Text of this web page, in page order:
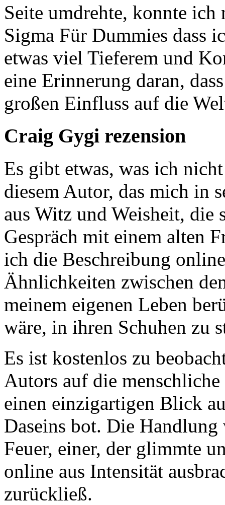
Seite umdrehte, konnte
Sigma Für Dummies dass
etwas viel Tieferem und
eine Erinnerung daran,
großen Einfluss auf die
Craig Gygi rezension
Es gibt etwas, was ich
diesem Autor, das mich in
aus Witz und Weisheit, die
Gespräch mit einem alten
ich die Beschreibung
Ähnlichkeiten zwischen
meinem eigenen Leben
wäre, in ihren Schuhen zu
Es ist kostenlos zu
Autors auf die
einen einzigartigen Blick
Daseins bot. Die Handlung
Feuer, einer, der glimmte
online aus Intensität
zurückließ.